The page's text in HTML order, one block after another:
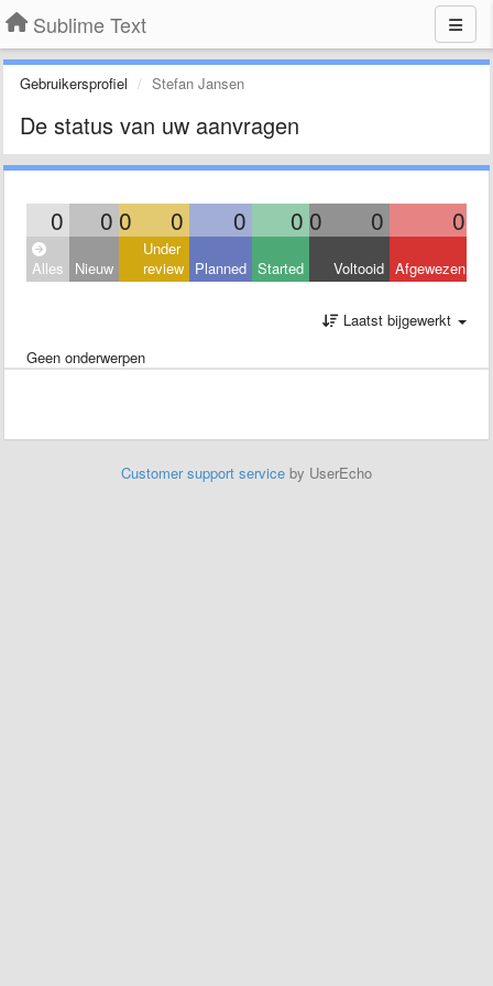
Sublime Text
Gebruikersprofiel Stefan Jansen
De status van uw aanvragen
0 0 0 0 0 0 0 0 0
Alles Nieuw
Under
review Planned Started Voltooid Afgewezen
Laatst bijgewerkt
Geen onderwerpen
Customer support service by UserEcho